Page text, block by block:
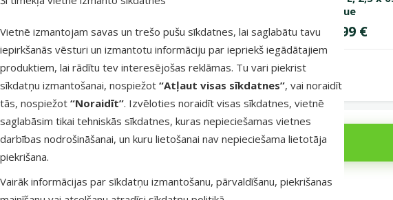
Vietnē izmantojam savas un trešo pušu sīkdatnes, lai saglabātu tavu
iepirkšanās vēsturi un izmantotu informāciju par iepriekš iegādātajiem
produktiem, lai rādītu tev interesējošas reklāmas. Tu vari piekrist
sīkdatņu izmantošanai, nospiežot “Atļaut visas sīkdatnes”, vai noraidīt
tās, nospiežot “Noraidīt”. Izvēloties noraidīt visas sīkdatnes, vietnē
saglabāsim tikai tehniskās sīkdatnes, kuras nepieciešamas vietnes
darbības nodrošināšanai, un kuru lietošanai nav nepieciešama lietotāja
piekrišana.
Vairāk informācijas par sīkdatņu izmantošanu, pārvaldīšanu, piekrišanas
Cena
12,99 €
Noliktavā Pievienot grozam
blue
Cena
12,99 €
Noliktavā
Krūšu siksna suņiem - Rogz